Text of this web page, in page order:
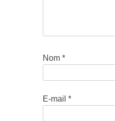
Nom *
E-mail *